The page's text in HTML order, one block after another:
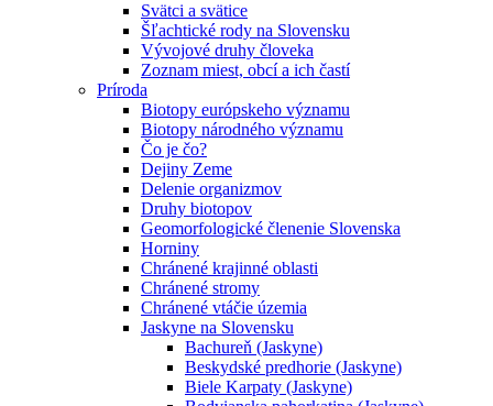
Svätci a svätice
Šľachtické rody na Slovensku
Vývojové druhy človeka
Zoznam miest, obcí a ich častí
Príroda
Biotopy európskeho významu
Biotopy národného významu
Čo je čo?
Dejiny Zeme
Delenie organizmov
Druhy biotopov
Geomorfologické členenie Slovenska
Horniny
Chránené krajinné oblasti
Chránené stromy
Chránené vtáčie územia
Jaskyne na Slovensku
Bachureň (Jaskyne)
Beskydské predhorie (Jaskyne)
Biele Karpaty (Jaskyne)